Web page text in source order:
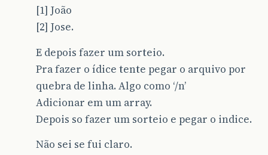
[1] João
[2] Jose.
E depois fazer um sorteio.
Pra fazer o ídice tente pegar o arquivo por
quebra de linha. Algo como ‘/n’
Adicionar em um array.
Depois so fazer um sorteio e pegar o indice.
Não sei se fui claro.